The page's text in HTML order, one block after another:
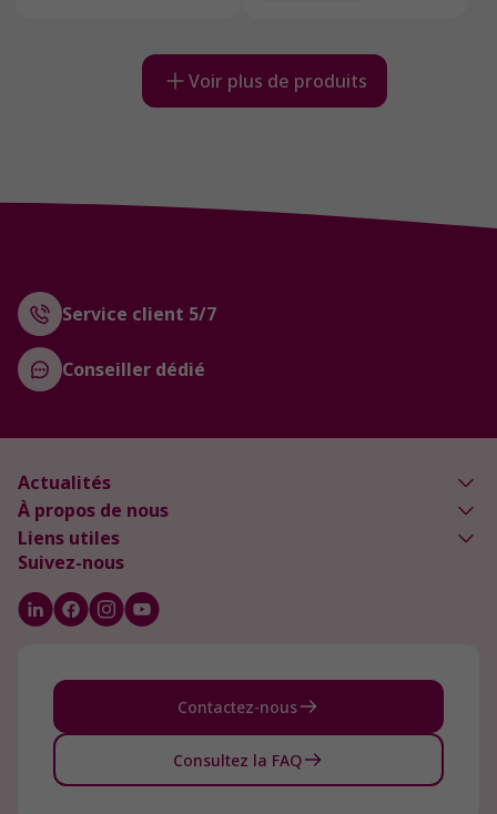
Voir plus de produits
Service client 5/7
Conseiller dédié
Actualités
À propos de nous
Liens utiles
Suivez-nous
Contactez-nous
Consultez la FAQ